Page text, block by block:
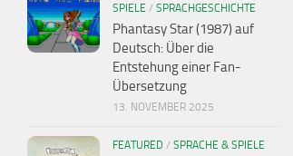
SPIELE / SPRACHGESCHICHTE
Phantasy Star (1987) auf
Deutsch: Über die
Entstehung einer Fan-
Übersetzung
13. NOVEMBER 2025
FEATURED / SPRACHE & SPIELE